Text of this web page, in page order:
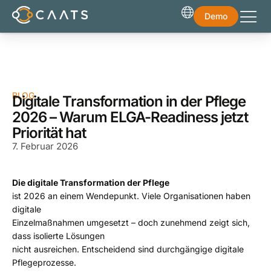
Demo
BLOG
Digitale Transformation in der Pflege
2026 – Warum ELGA-Readiness jetzt
Priorität hat
7. Februar 2026
Die digitale Transformation der Pflege
ist 2026 an einem Wendepunkt. Viele Organisationen haben
digitale
Einzelmaßnahmen umgesetzt – doch zunehmend zeigt sich,
dass isolierte Lösungen
nicht ausreichen. Entscheidend sind durchgängige digitale
Pflegeprozesse.